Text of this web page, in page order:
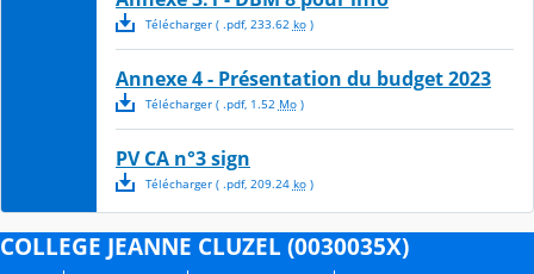
Télécharger( .pdf, 233.62 ko)
Annexe 4 - Présentation du budget 2023
Télécharger( .pdf, 1.52 Mo)
PV CA n°3 sign
Télécharger( .pdf, 209.24 ko)
COLLEGE JEANNE CLUZEL (0030035X)